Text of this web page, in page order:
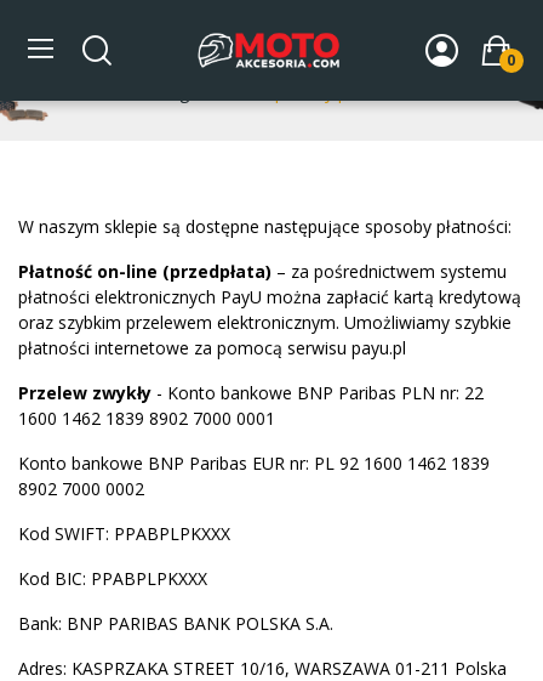
0
Sposoby płatności
W naszym sklepie są dostępne następujące sposoby płatności:
Płatność on-line (przedpłata) – za pośrednictwem systemu
płatności elektronicznych PayU można zapłacić kartą kredytową
oraz szybkim przelewem elektronicznym. Umożliwiamy szybkie
płatności internetowe za pomocą serwisu payu.pl
Przelew zwykły - Konto bankowe BNP Paribas PLN nr: 22
1600 1462 1839 8902 7000 0001
Konto bankowe BNP Paribas EUR nr: PL 92 1600 1462 1839
8902 7000 0002
Kod SWIFT: PPABPLPKXXX
Kod BIC: PPABPLPKXXX
Bank: BNP PARIBAS BANK POLSKA S.A.
Adres: KASPRZAKA STREET 10/16, WARSZAWA 01-211 Polska